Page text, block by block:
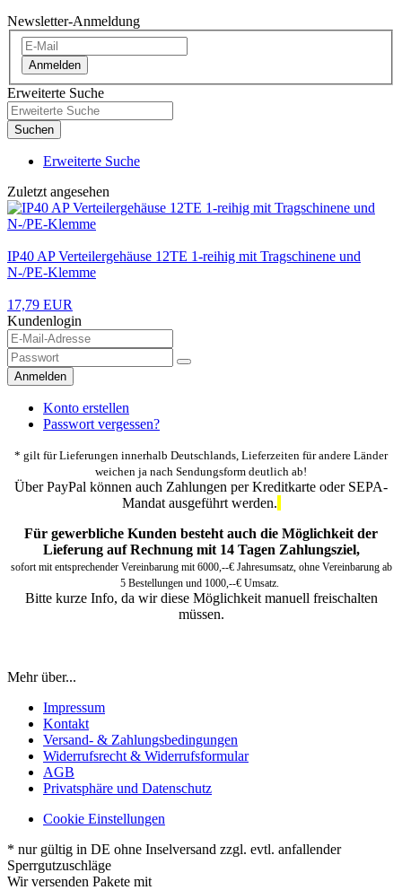
Newsletter-Anmeldung
Anmelden
Erweiterte Suche
Suchen
Erweiterte Suche
Zuletzt angesehen
IP40 AP Verteilergehäuse 12TE 1-reihig mit Tragschinene und
N-/PE-Klemme
17,79 EUR
Kundenlogin
Anmelden
Konto erstellen
Passwort vergessen?
* gilt für Lieferungen innerhalb Deutschlands, Lieferzeiten für andere Länder
weichen ja nach Sendungsform deutlich ab!
Über PayPal können auch Zahlungen per Kreditkarte oder SEPA-
Mandat ausgeführt werden.
Für gewerbliche Kunden besteht auch die Möglichkeit der
Lieferung auf Rechnung mit 14 Tagen Zahlungsziel,
sofort mit entsprechender Vereinbarung mit 6000,--€ Jahresumsatz, ohne Vereinbarung ab
5 Bestellungen und 1000,--€ Umsatz.
Bitte kurze Info, da wir diese Möglichkeit manuell freischalten
müssen.
Mehr über...
Impressum
Kontakt
Versand- & Zahlungsbedingungen
Widerrufsrecht & Widerrufsformular
AGB
Privatsphäre und Datenschutz
Cookie Einstellungen
* nur gültig in DE ohne Inselversand zzgl. evtl. anfallender
Sperrgutzuschläge
Wir versenden Pakete mit